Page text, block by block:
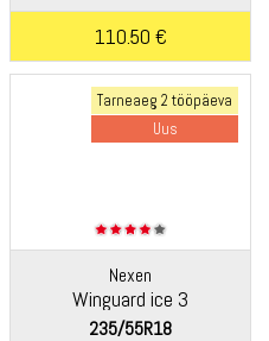
110.50 €
Tarneaeg 2 tööpäeva
Uus
Nexen
Winguard ice 3
235/55R18